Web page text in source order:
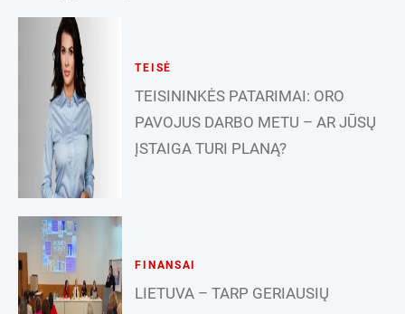
TEISĖ
TEISININKĖS PATARIMAI: ORO
PAVOJUS DARBO METU – AR JŪSŲ
ĮSTAIGA TURI PLANĄ?
FINANSAI
LIETUVA – TARP GERIAUSIŲ